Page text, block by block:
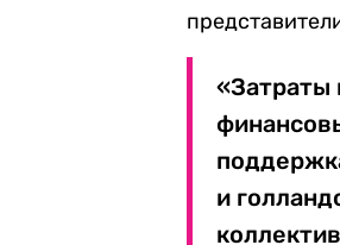
«Затраты
и